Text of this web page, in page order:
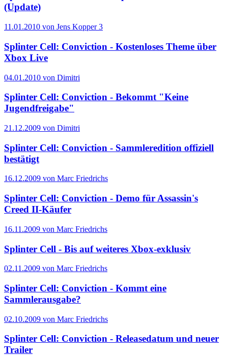
(Update)
11.01.2010 von Jens Kopper3
Splinter Cell: Conviction - Kostenloses Theme über
Xbox Live
04.01.2010 von Dimitri
Splinter Cell: Conviction - Bekommt "Keine
Jugendfreigabe"
21.12.2009 von Dimitri
Splinter Cell: Conviction - Sammleredition offiziell
bestätigt
16.12.2009 von Marc Friedrichs
Splinter Cell: Conviction - Demo für Assassin's
Creed II-Käufer
16.11.2009 von Marc Friedrichs
Splinter Cell - Bis auf weiteres Xbox-exklusiv
02.11.2009 von Marc Friedrichs
Splinter Cell: Conviction - Kommt eine
Sammlerausgabe?
02.10.2009 von Marc Friedrichs
Splinter Cell: Conviction - Releasedatum und neuer
Trailer